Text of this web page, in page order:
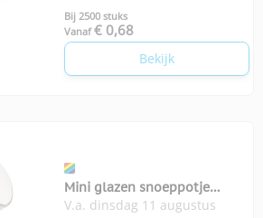
Bij 2500 stuks
Vanaf € 0,68
Bekijk
Mini glazen snoeppotje
chocolade Chocky
V.a. dinsdag 11 augustus